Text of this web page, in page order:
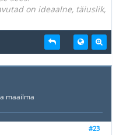
on ideaalne, täiuslik,
maailma
#23